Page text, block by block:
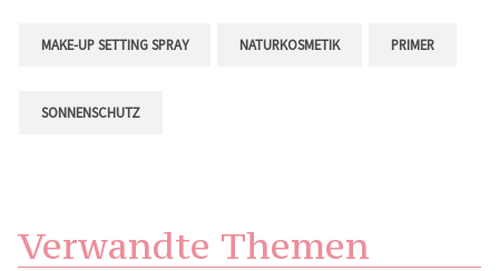
MAKE-UP SETTING SPRAY NATURKOSMETIK PRIMER
SONNENSCHUTZ
Verwandte Themen